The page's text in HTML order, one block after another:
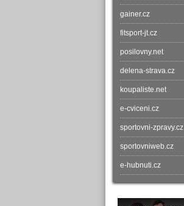
gainer.cz
fitsport-jt.cz
posilovny.net
delena-strava.cz
koupaliste.net
e-cviceni.cz
sportovni-zpravy.cz
sportovniweb.cz
e-hubnuti.cz